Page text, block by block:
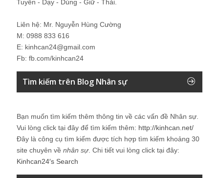
Tuyển - Dạy - Dùng - Giữ - Thải.
Liên hệ: Mr. Nguyễn Hùng Cường
M: 0988 833 616
E: kinhcan24@gmail.com
Fb: fb.com/kinhcan24
Tìm kiếm trên Blog Nhân sự
Bạn muốn tìm kiếm thêm thông tin về các vấn đề Nhân sự
Vui lòng click tại đây để tìm kiếm thêm: http://kinhcan.net/
Đây là công cụ tìm kiếm được tích hợp tìm kiếm khoảng 30
site chuyên về nhân sự. Chi tiết vui lòng click tại đây:
Kinhcan24′s Search